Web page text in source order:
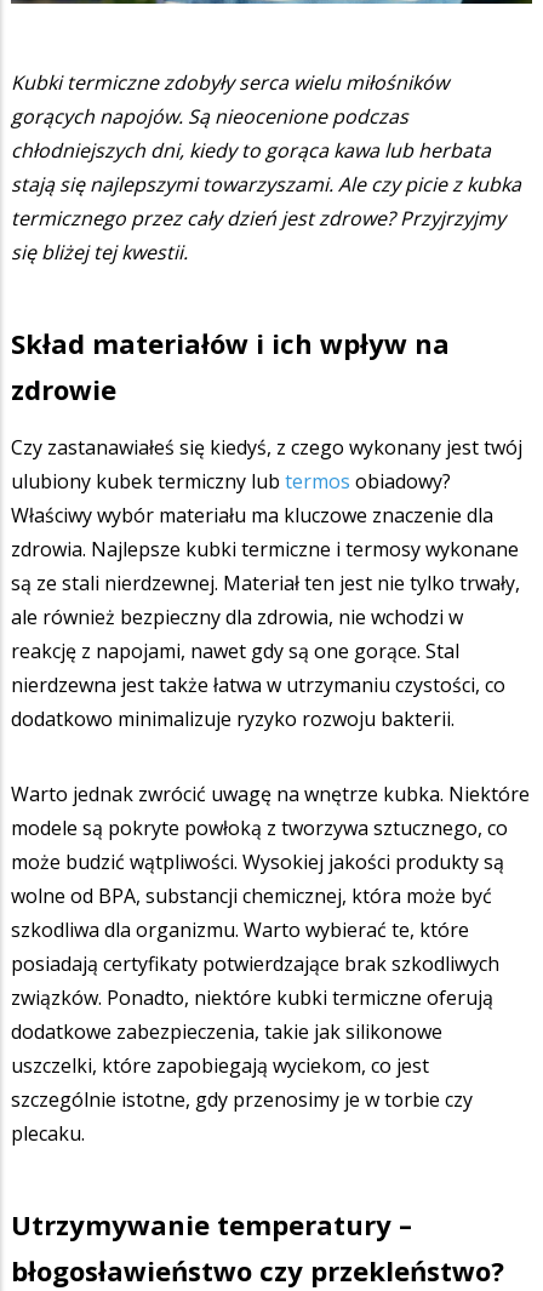
Kubki termiczne zdobyły serca wielu miłośników
gorących napojów. Są nieocenione podczas
chłodniejszych dni, kiedy to gorąca kawa lub herbata
stają się najlepszymi towarzyszami. Ale czy picie z kubka
termicznego przez cały dzień jest zdrowe? Przyjrzyjmy
się bliżej tej kwestii.
Skład materiałów i ich wpływ na
zdrowie
Czy zastanawiałeś się kiedyś, z czego wykonany jest twój
ulubiony kubek termiczny lub termos obiadowy?
Właściwy wybór materiału ma kluczowe znaczenie dla
zdrowia. Najlepsze kubki termiczne i termosy wykonane
są ze stali nierdzewnej. Materiał ten jest nie tylko trwały,
ale również bezpieczny dla zdrowia, nie wchodzi w
reakcję z napojami, nawet gdy są one gorące. Stal
nierdzewna jest także łatwa w utrzymaniu czystości, co
dodatkowo minimalizuje ryzyko rozwoju bakterii.
Warto jednak zwrócić uwagę na wnętrze kubka. Niektóre
modele są pokryte powłoką z tworzywa sztucznego, co
może budzić wątpliwości. Wysokiej jakości produkty są
wolne od BPA, substancji chemicznej, która może być
szkodliwa dla organizmu. Warto wybierać te, które
posiadają certyfikaty potwierdzające brak szkodliwych
związków. Ponadto, niektóre kubki termiczne oferują
dodatkowe zabezpieczenia, takie jak silikonowe
uszczelki, które zapobiegają wyciekom, co jest
szczególnie istotne, gdy przenosimy je w torbie czy
plecaku.
Utrzymywanie temperatury –
błogosławieństwo czy przekleństwo?